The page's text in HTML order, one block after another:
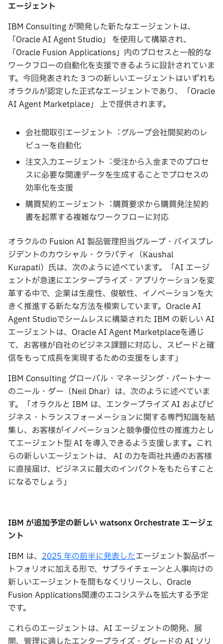
エージェント
IBM Consulting が開発した新たなエージェントは、
「Oracle AI Agent Studio」 を使⽤して構築され、
「Oracle Fusion Applications」内のプロセスと⼀般的な
ワークフローの⾃動化を⽀援できるように設計されていま
す。今回発表された 3 つの新しいエージェントはいずれも
オラクルが認定した正式なエージェントであり、「Oracle
AI Agent Marketplace」 上で提供されます。
会社間取引エージェント︓グループ会社間契約のレ
ビューを⾃動化
注⽂⼊⼒エージェント︓受注から⼊⾦までのプロセ
スに必要な関連データを⽣成することでプロセスの
効率化を⽀援
購買契約エージェント︓購買要求から購買発注契約
書を起票する複雑なワークフローに対応
オラクルの Fusion AI 製品管理担当グループ・バイスプレ
ジデントのカウシャル・クラパティ（Kaushal
Kurapati）⽒は、次のように述べています。「AI エージ
ェントが急速にエンタープライズ・アプリケーションを変
⾰する中で、企業は⽣産性、俊敏性、イノベーションを⼤
きく推進する新たな⽅法を模索しています。Oracle AI
Agent Studioでシームレスに構築された IBM の新しい AI
エージェントは、Oracle AI Agent Marketplaceを通じ
て、お客様が⾃社のビジネス課題に対応し、スピードと確
信をもって成⻑を実現するための⽀援をします」
IBM Consulting グローバル・マネージング・パートナー
のニール・ダー（Neil Dhar）は、次のように述べていま
す。「オラクルと IBM は、エンタープライズ AI およびビ
ジネス・トランスフォーメーションに関する専⾨知識を結
集し、お客様がイノベーションと競争優位性の推進⼒とし
てエージェント型 AI を導⼊できるよう⽀援します。 これ
らの新しいエージェントは、 AI の⼒を両社共通のお客様
に直接届け、ビジネスに最⼤のインパクトをもたらすこと
になるでしょう」
IBM が追加予定の新しい watsonx Orchestrate エージェ
ント
IBM は、2025 年の前半に発表したエージェント製品ポー
トフォリオに加える形で、サプライチェーンと⼈事向けの
新しいエージェントを間もなくリリースし、Oracle
Fusion Applications関連のエコシステムを拡⼤する予定
です。
これらのエージェントは、AI エージェントの開発、展
開、管理に適したエンタープライズ・グレードの AI ソリ